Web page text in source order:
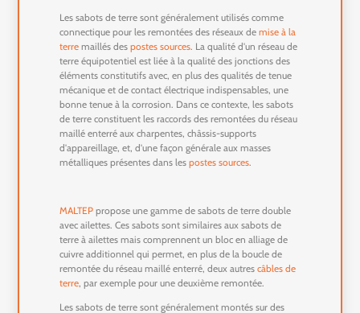
Les sabots de terre sont généralement utilisés comme
connectique pour les remontées des réseaux demise à la
terre maillés despostes sources. La qualité d'un réseau de
terre équipotentiel est liée à la qualité des jonctions des
éléments constitutifs avec, en plus des qualités de tenue
mécanique et de contact électrique indispensables, une
bonne tenue à la corrosion. Dans ce contexte, les sabots
de terre constituent les raccords des remontées du réseau
maillé enterré aux charpentes, châssis-supports
d'appareillage, et, d'une façon générale aux masses
métalliques présentes dans lespostes sources.
MALTEP propose une gamme de sabots de terre double
avec ailettes. Ces sabots sont similaires aux sabots de
terre à ailettes mais comprennent un bloc en alliage de
cuivre additionnel qui permet, en plus de la boucle de
remontée du réseau maillé enterré, deux autrescâbles de
terre, par exemple pour une deuxième remontée.
Les sabots de terre sont généralement montés sur des